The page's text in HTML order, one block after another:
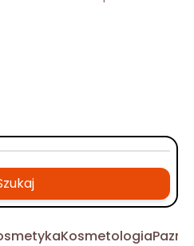
Kosmetologia